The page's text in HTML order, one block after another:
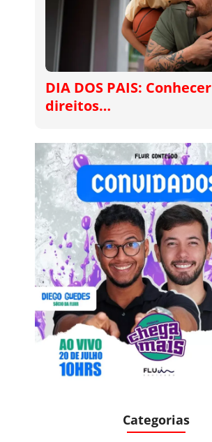
DIA DOS PAIS: Conhecer
direitos…
Categorias